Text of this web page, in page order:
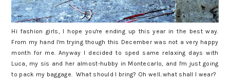
Hi fashion girls, I hope you're ending up this year in the best way.
From my hand I'm trying though this December was not a very happy
month for me. Anyway I decided to sped same relaxing days with
Luca, my sis and her almost-hubby in Montecarlo, and I'm just going
to pack my baggage. What should I bring? Oh well..what shall I wear?